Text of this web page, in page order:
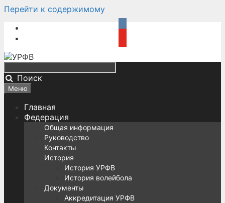
Перейти к содержимому
Поиск
Меню
Главная
Федерация
Общая информация
Руководство
Контакты
История
История УРФВ
История волейбола
Документы
Аккредитация УРФВ